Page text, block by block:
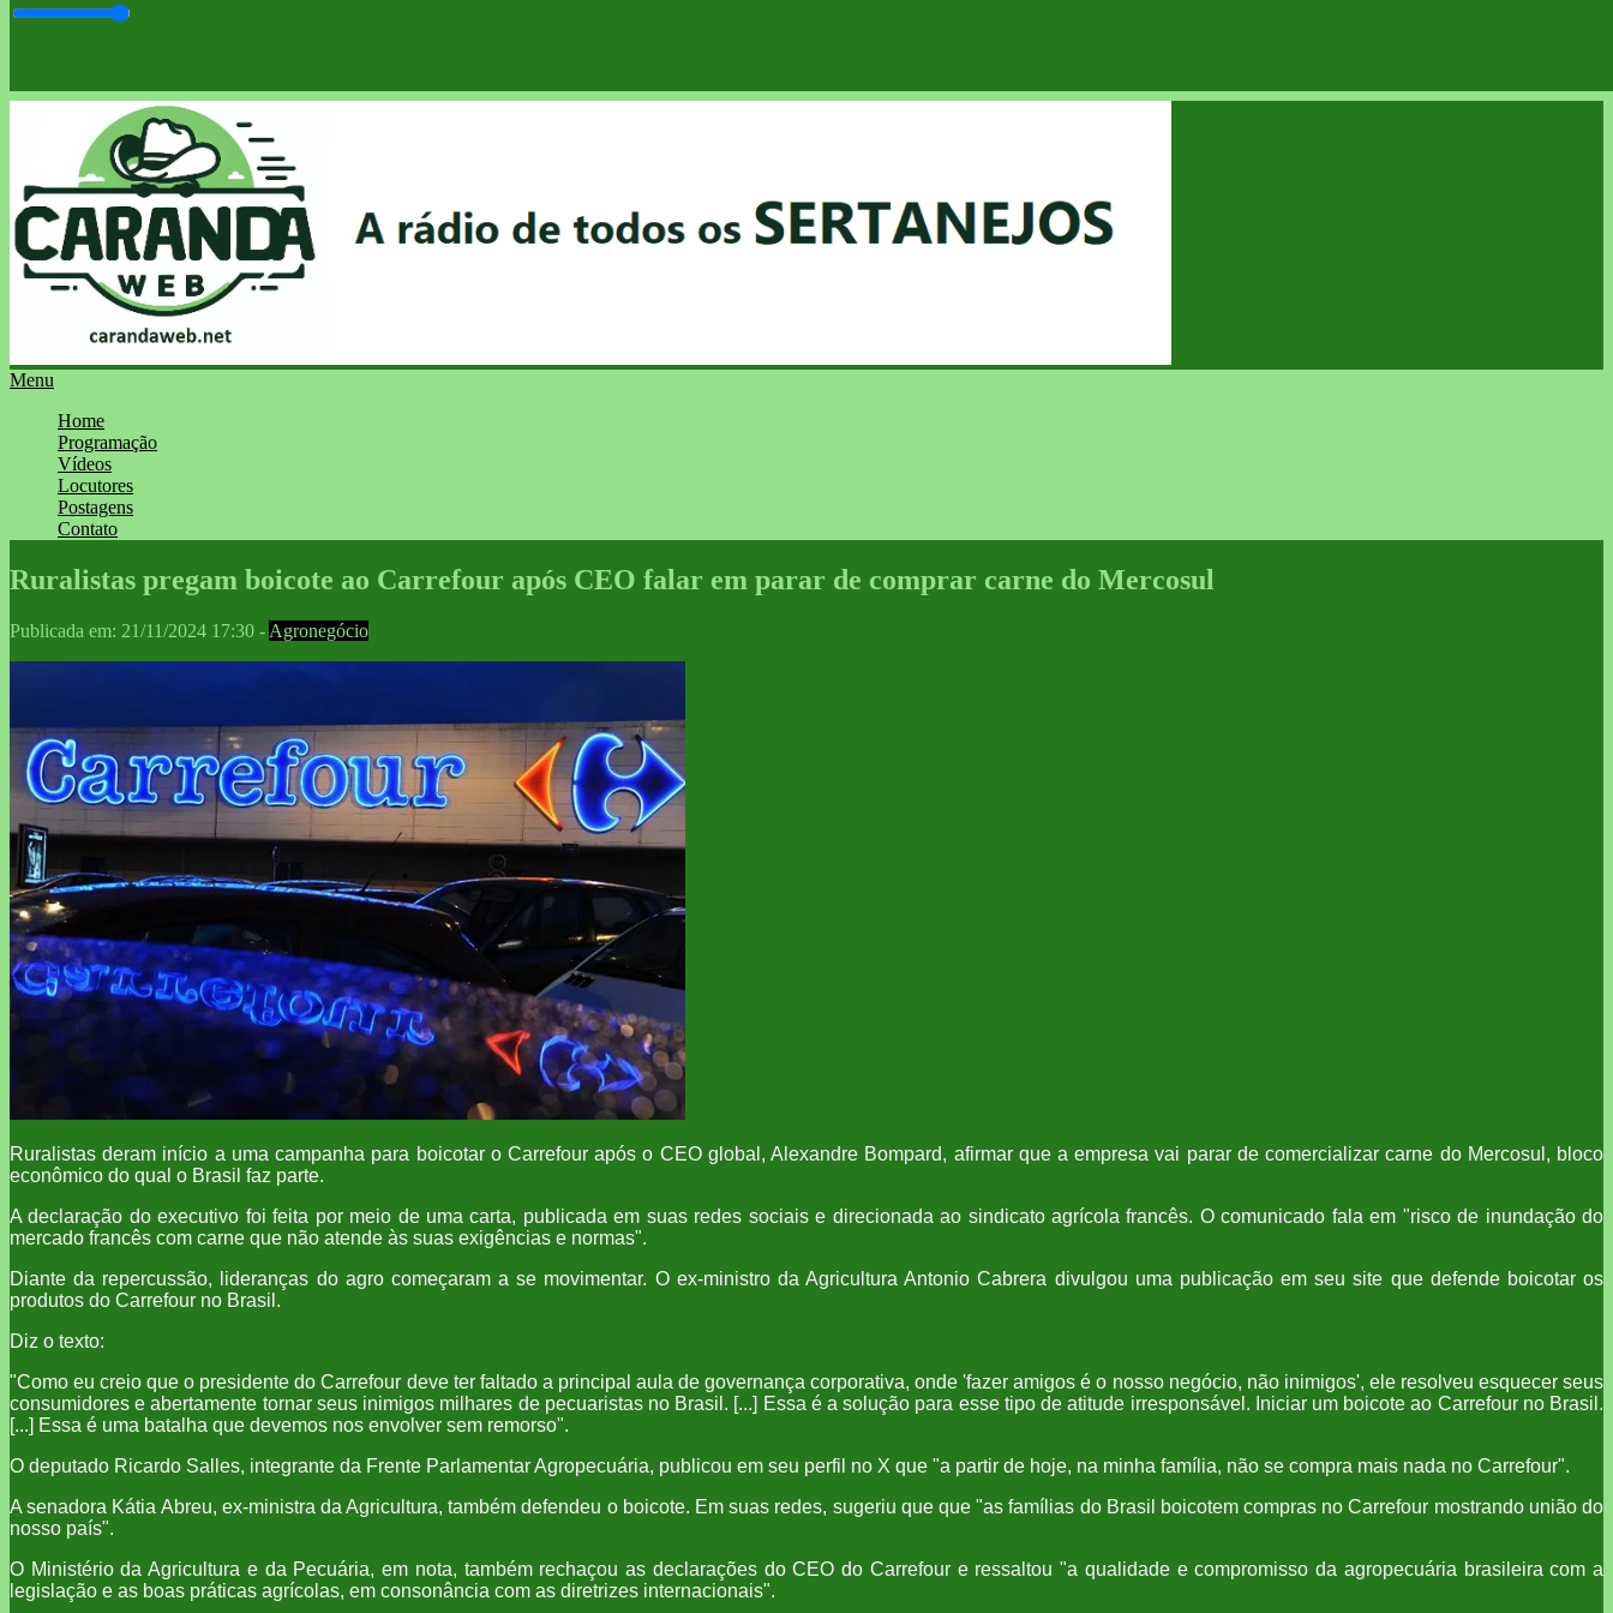
Menu
Home
Programação
Vídeos
Locutores
Postagens
Contato
Ruralistas pregam boicote ao Carrefour após CEO falar em parar de comprar carne do Mercosul
Publicada em: 21/11/2024 17:30 - Agronegócio
Ruralistas deram início a uma campanha para boicotar o Carrefour após o CEO global, Alexandre Bompard, afirmar que a empresa vai parar de comercializar carne do Mercosul, bloco
econômico do qual o Brasil faz parte.
A declaração do executivo foi feita por meio de uma carta, publicada em suas redes sociais e direcionada ao sindicato agrícola francês. O comunicado fala em "risco de inundação do
mercado francês com carne que não atende às suas exigências e normas".
Diante da repercussão, lideranças do agro começaram a se movimentar. O ex-ministro da Agricultura Antonio Cabrera divulgou uma publicação em seu site que defende boicotar os
produtos do Carrefour no Brasil.
Diz o texto:
"Como eu creio que o presidente do Carrefour deve ter faltado a principal aula de governança corporativa, onde 'fazer amigos é o nosso negócio, não inimigos', ele resolveu esquecer seus
consumidores e abertamente tornar seus inimigos milhares de pecuaristas no Brasil. [...] Essa é a solução para esse tipo de atitude irresponsável. Iniciar um boicote ao Carrefour no Brasil.
[...] Essa é uma batalha que devemos nos envolver sem remorso".
O deputado Ricardo Salles, integrante da Frente Parlamentar Agropecuária, publicou em seu perfil no X que "a partir de hoje, na minha família, não se compra mais nada no Carrefour".
A senadora Kátia Abreu, ex-ministra da Agricultura, também defendeu o boicote. Em suas redes, sugeriu que que "as famílias do Brasil boicotem compras no Carrefour mostrando união do
nosso país".
O Ministério da Agricultura e da Pecuária, em nota, também rechaçou as declarações do CEO do Carrefour e ressaltou "a qualidade e compromisso da agropecuária brasileira com a
legislação e as boas práticas agrícolas, em consonância com as diretrizes internacionais".